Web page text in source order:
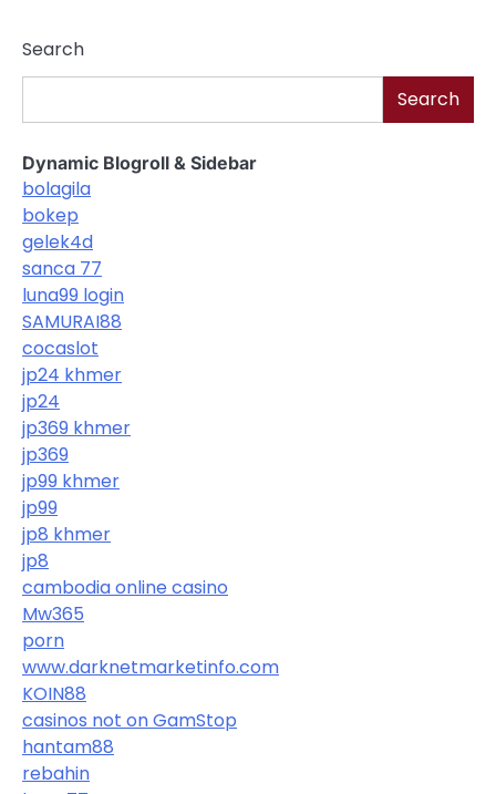
Search
Search
Dynamic Blogroll & Sidebar
bolagila
bokep
gelek4d
sanca 77
luna99 login
SAMURAI88
cocaslot
jp24 khmer
jp24
jp369 khmer
jp369
jp99 khmer
jp99
jp8 khmer
jp8
cambodia online casino
Mw365
porn
www.darknetmarketinfo.com
KOIN88
casinos not on GamStop
hantam88
rebahin